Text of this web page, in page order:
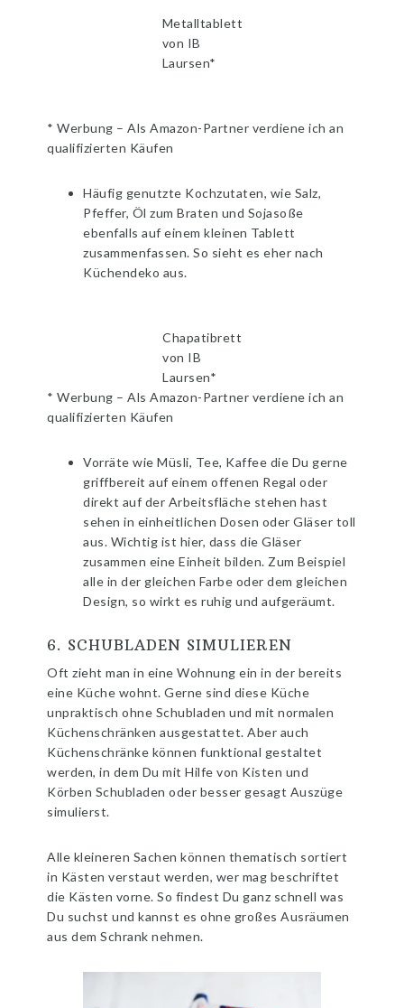
Metalltablett
von IB
Laursen*
* Werbung – Als Amazon-Partner verdiene ich an
qualifizierten Käufen
Häufig genutzte Kochzutaten, wie Salz,
Pfeffer, Öl zum Braten und Sojasoße
ebenfalls auf einem kleinen Tablett
zusammenfassen. So sieht es eher nach
Küchendeko aus.
Chapatibrett
von IB
Laursen*
* Werbung – Als Amazon-Partner verdiene ich an
qualifizierten Käufen
Vorräte wie Müsli, Tee, Kaffee die Du gerne
griffbereit auf einem offenen Regal oder
direkt auf der Arbeitsfläche stehen hast
sehen in einheitlichen Dosen oder Gläser toll
aus. Wichtig ist hier, dass die Gläser
zusammen eine Einheit bilden. Zum Beispiel
alle in der gleichen Farbe oder dem gleichen
Design, so wirkt es ruhig und aufgeräumt.
6. SCHUBLADEN SIMULIEREN
Oft zieht man in eine Wohnung ein in der bereits
eine Küche wohnt. Gerne sind diese Küche
unpraktisch ohne Schubladen und mit normalen
Küchenschränken ausgestattet. Aber auch
Küchenschränke können funktional gestaltet
werden, in dem Du mit Hilfe von Kisten und
Körben Schubladen oder besser gesagt Auszüge
simulierst.
Alle kleineren Sachen können thematisch sortiert
in Kästen verstaut werden, wer mag beschriftet
die Kästen vorne. So findest Du ganz schnell was
Du suchst und kannst es ohne großes Ausräumen
aus dem Schrank nehmen.